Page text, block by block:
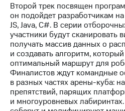
акционерам
Документы
ПАО
"МТС"
Собрания
акционеров
Личный
кабинет
акционера
Акционерный
капитал
Второй трек посвящен
он подойдет разработчикам
JS, Java, C#. В серии
участники будут сканировать
получать массив данных о
и создавать алгоритм,
оптимальный маршрут для
Финалистов ждут командные
в разных частях арены-куба:
препятствий, парящих
и многоуровневых